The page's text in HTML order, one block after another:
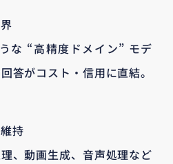
な “高精度ドメイン” モデ
答がコスト・信用に直結。
持
、動画生成、音声処理など